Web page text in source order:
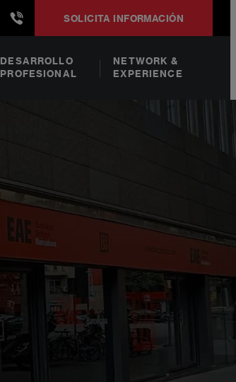
+34932492938SOLICITA INFORMACIÓN
DESARROLLO
PROFESIONAL
NETWORK &
EXPERIENCE